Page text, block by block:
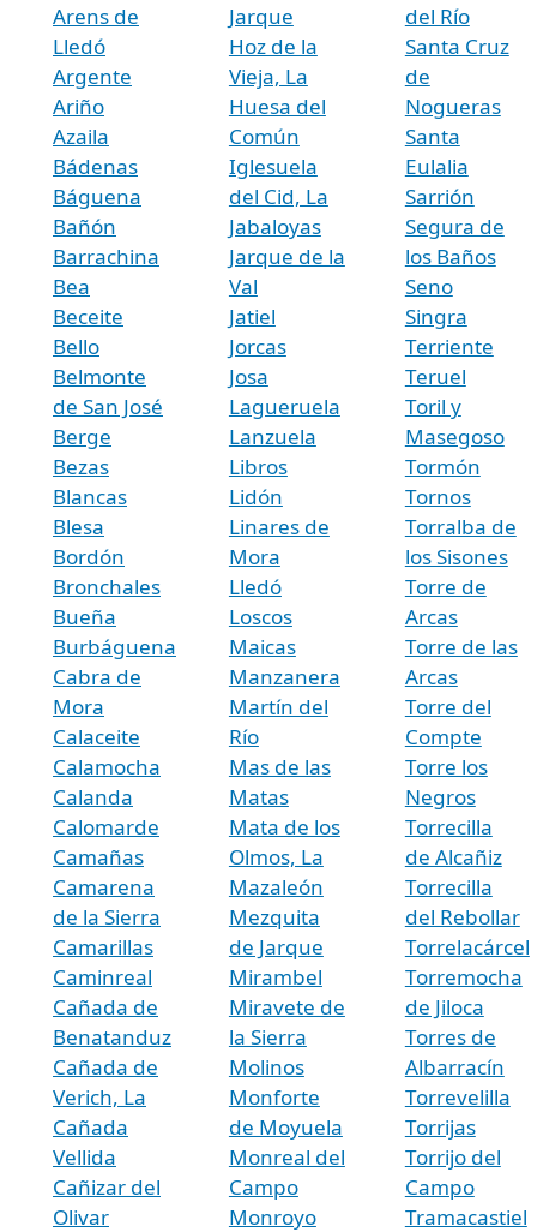
Arens de
Lledó
Argente
Ariño
Azaila
Bádenas
Báguena
Bañón
Barrachina
Bea
Beceite
Bello
Belmonte
de San José
Berge
Bezas
Blancas
Blesa
Bordón
Bronchales
Bueña
Burbáguena
Cabra de
Mora
Calaceite
Calamocha
Calanda
Calomarde
Camañas
Camarena
de la Sierra
Camarillas
Caminreal
Cañada de
Benatanduz
Cañada de
Verich, La
Cañada
Vellida
Cañizar del
Olivar
Jarque
Hoz de la
Vieja, La
Huesa del
Común
Iglesuela
del Cid, La
Jabaloyas
Jarque de la
Val
Jatiel
Jorcas
Josa
Lagueruela
Lanzuela
Libros
Lidón
Linares de
Mora
Lledó
Loscos
Maicas
Manzanera
Martín del
Río
Mas de las
Matas
Mata de los
Olmos, La
Mazaleón
Mezquita
de Jarque
Mirambel
Miravete de
la Sierra
Molinos
Monforte
de Moyuela
Monreal del
Campo
Monroyo
del Río
Santa Cruz
de
Nogueras
Santa
Eulalia
Sarrión
Segura de
los Baños
Seno
Singra
Terriente
Teruel
Toril y
Masegoso
Tormón
Tornos
Torralba de
los Sisones
Torre de
Arcas
Torre de las
Arcas
Torre del
Compte
Torre los
Negros
Torrecilla
de Alcañiz
Torrecilla
del Rebollar
Torrelacárcel
Torremocha
de Jiloca
Torres de
Albarracín
Torrevelilla
Torrijas
Torrijo del
Campo
Tramacastiel